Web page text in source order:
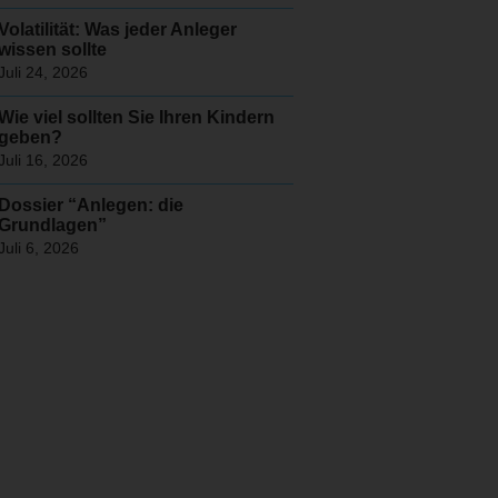
Was jeder Anleger
sollte
24, 2026
viel sollten Sie Ihren Kindern
16, 2026
“Anlegen: die
6, 2026